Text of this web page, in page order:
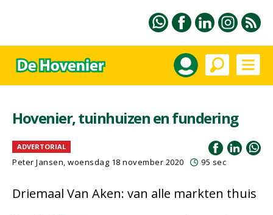
Hovenier, tuinhuizen en fundering
ADVERTORIAL
Peter Jansen, woensdag 18 november 2020 95 sec
Driemaal Van Aken: van alle markten thuis